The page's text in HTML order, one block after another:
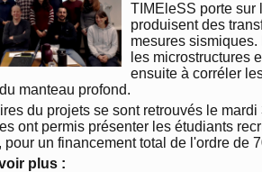
TIMEleSS porte sur
produisent des
mesures
les microstructures
ensuite à corréler
manteau profond.
du projets se sont retrouvés le
ont permis présenter les étudiants
pour un financement total de l'ordre de
plus :